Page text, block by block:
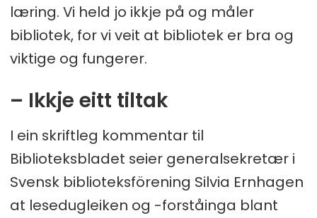
læring. Vi held jo ikkje på og måler
bibliotek, for vi veit at bibliotek er bra og
viktige og fungerer.
– Ikkje eitt tiltak
I ein skriftleg kommentar til
Biblioteksbladet seier generalsekretær i
Svensk biblioteksförening Silvia Ernhagen
at lesedugleiken og -forståinga blant